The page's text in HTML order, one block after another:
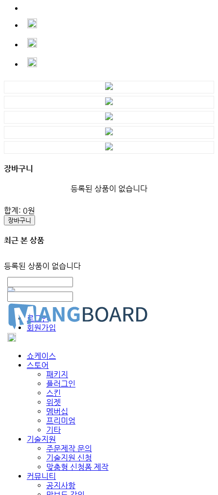
장바구니
등록된 상품이 없습니다
합계: 0원
장바구니
최근 본 상품
등록된 상품이 없습니다
로그인
회원가입
쇼케이스
스토어
패키지
플러그인
스킨
위젯
멤버십
프리미엄
기타
기술지원
주문제작 문의
기술지원 신청
맞춤형 신청폼 제작
커뮤니티
공지사항